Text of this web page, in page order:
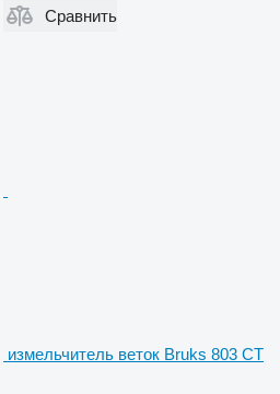
Сравнить
измельчитель веток Bruks 803 CT